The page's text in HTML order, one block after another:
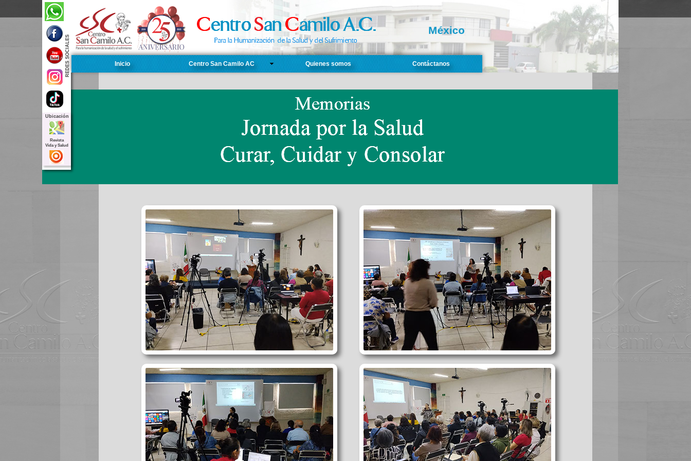
Memorias
Simposium de Tanatología 2025
Inicio Centro San Camilo AC Quienes somos Contáctanos
México
REDES SOCIALES
Ubicación
Revista
Vida y Salud